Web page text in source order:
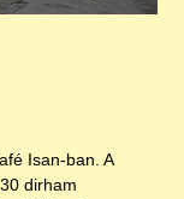
Isan-ban. A
dirham